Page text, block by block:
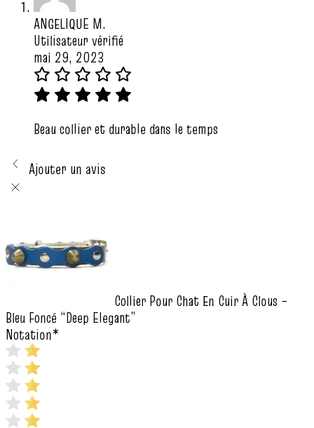
ANGELIQUE M.
Utilisateur vérifié
mai 29, 2023
Beau collier et durable dans le temps
Ajouter un avis
Collier Pour Chat En Cuir À Clous –
Bleu Foncé “Deep Elegant”
Notation*